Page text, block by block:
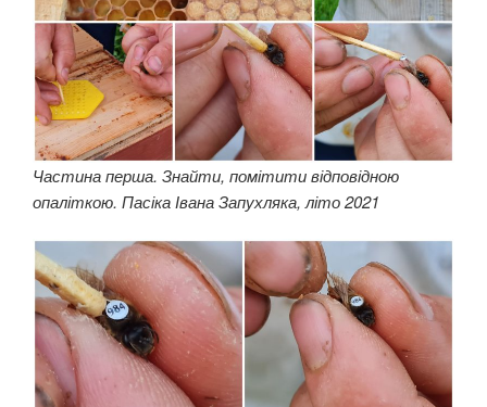
Частина перша. Знайти, помітити відповідною
опаліткою. Пасіка Івана Запухляка, літо 2021